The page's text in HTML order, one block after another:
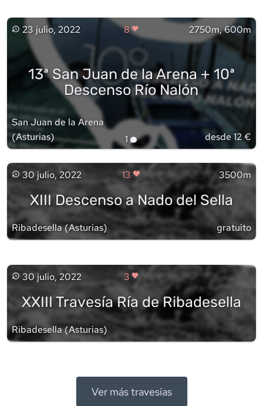
23 julio, 2022 8 2750m, 600m
13ª San Juan de la Arena + 10ª
Descenso Río Nalón
San Juan de la Arena
(Asturias) 1 desde 12 €
30 julio, 2022 13 3500m
XIII Descenso a Nado del Sella
Ribadesella(Asturias) gratuito
30 julio, 2022 3
XXIII Travesía Ría de Ribadesella
Ribadesella(Asturias)
Ver más travesías